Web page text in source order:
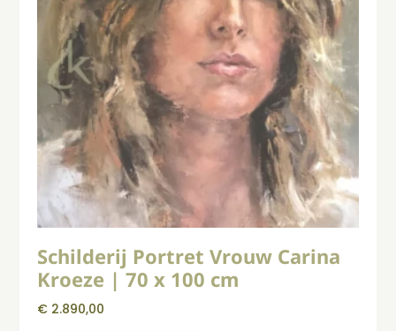
Schilderij Portret Vrouw Carina
Kroeze | 70 x 100 cm
€ 2.890,00